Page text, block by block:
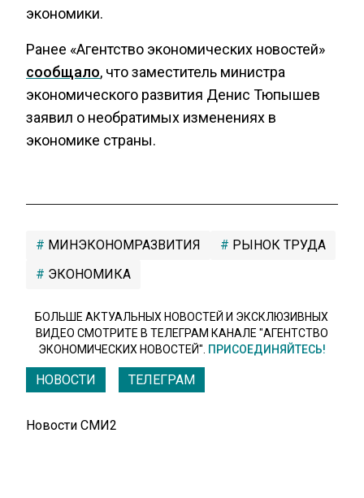
экономики.
Ранее «Агентство экономических новостей»
сообщало, что заместитель министра
экономического развития Денис Тюпышев
заявил о необратимых изменениях в
экономике страны.
МИНЭКОНОМРАЗВИТИЯ
РЫНОК ТРУДА
ЭКОНОМИКА
БОЛЬШЕ АКТУАЛЬНЫХ НОВОСТЕЙ И ЭКСКЛЮЗИВНЫХ
ВИДЕО СМОТРИТЕ В ТЕЛЕГРАМ КАНАЛЕ "АГЕНТСТВО
ЭКОНОМИЧЕСКИХ НОВОСТЕЙ". ПРИСОЕДИНЯЙТЕСЬ!
НОВОСТИ ТЕЛЕГРАМ
Новости СМИ2